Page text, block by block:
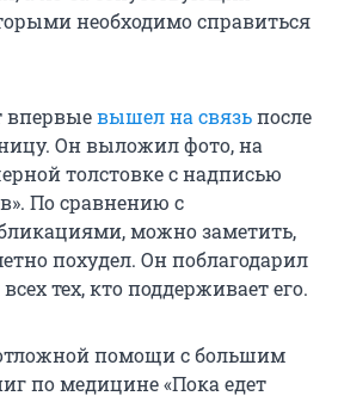
необходимо справиться
впервыевышел на связьпосле
Он выложил фото, на
толстовке с надписью
По сравнению с
можно заметить,
похудел. Он поблагодарил
тех, кто поддерживает его.
помощи с большим
по медицине «Пока едет